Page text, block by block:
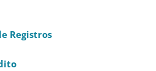
Registros